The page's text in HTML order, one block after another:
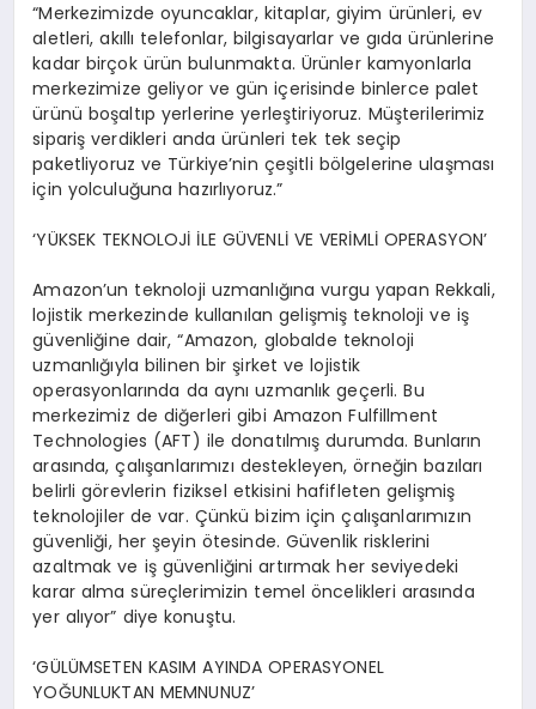
“Merkezimizde oyuncaklar, kitaplar, giyim ürünleri, ev
aletleri, akıllı telefonlar, bilgisayarlar ve gıda ürünlerine
kadar birçok ürün bulunmakta. Ürünler kamyonlarla
merkezimize geliyor ve gün içerisinde binlerce palet
ürünü boşaltıp yerlerine yerleştiriyoruz. Müşterilerimiz
sipariş verdikleri anda ürünleri tek tek seçip
paketliyoruz ve Türkiye’nin çeşitli bölgelerine ulaşması
için yolculuğuna hazırlıyoruz.”
‘YÜKSEK TEKNOLOJİ İLE GÜVENLİ VE VERİMLİ OPERASYON’
Amazon’un teknoloji uzmanlığına vurgu yapan Rekkali,
lojistik merkezinde kullanılan gelişmiş teknoloji ve iş
güvenliğine dair, “Amazon, globalde teknoloji
uzmanlığıyla bilinen bir şirket ve lojistik
operasyonlarında da aynı uzmanlık geçerli. Bu
merkezimiz de diğerleri gibi Amazon Fulfillment
Technologies (AFT) ile donatılmış durumda. Bunların
arasında, çalışanlarımızı destekleyen, örneğin bazıları
belirli görevlerin fiziksel etkisini hafifleten gelişmiş
teknolojiler de var. Çünkü bizim için çalışanlarımızın
güvenliği, her şeyin ötesinde. Güvenlik risklerini
azaltmak ve iş güvenliğini artırmak her seviyedeki
karar alma süreçlerimizin temel öncelikleri arasında
yer alıyor” diye konuştu.
‘GÜLÜMSETEN KASIM AYINDA OPERASYONEL
YOĞUNLUKTAN MEMNUNUZ’